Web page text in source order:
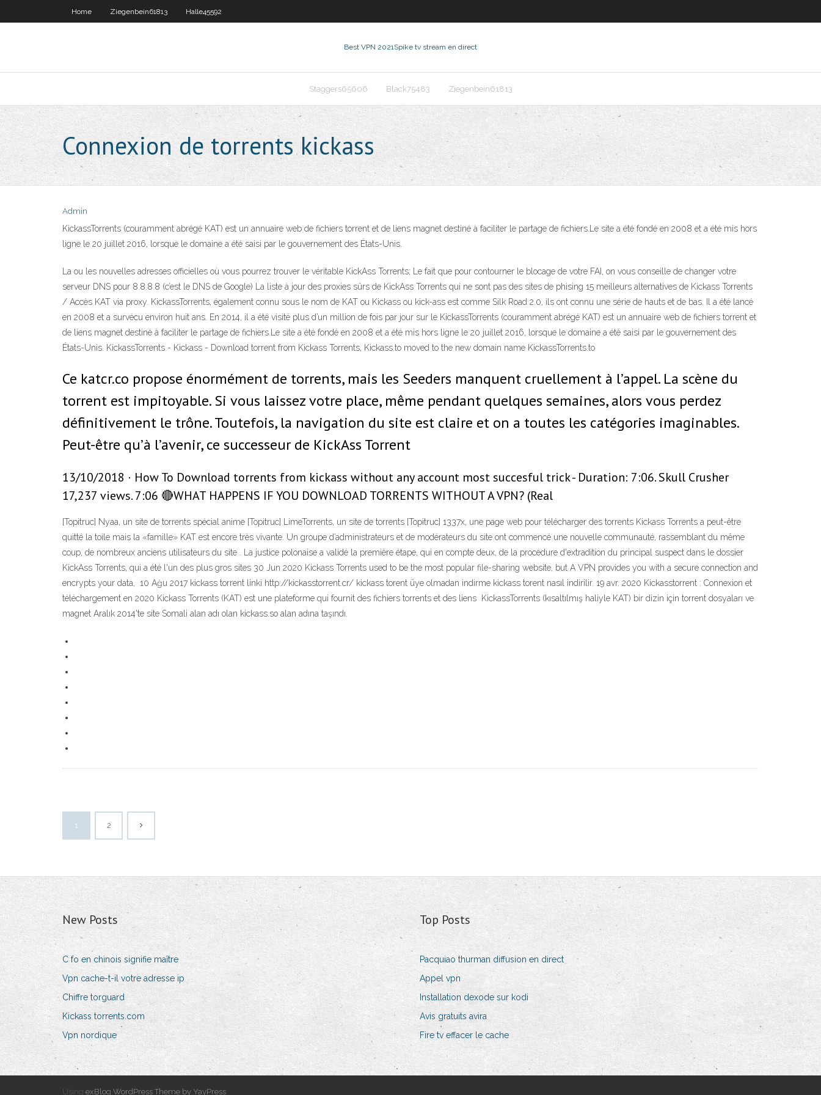
Home Ziegenbein61813 Halle45592
Best VPN 2021Spike tv stream en direct
Staggers65606 Black75483 Ziegenbein61813
Connexion de torrents kickass
Admin
KickassTorrents (couramment abrégé KAT) est un annuaire web de fichiers torrent et de liens magnet destiné à faciliter le partage de fichiers.Le site a été fondé en 2008 et a été mis hors
ligne le 20 juillet 2016, lorsque le domaine a été saisi par le gouvernement des États-Unis.
La ou les nouvelles adresses officielles où vous pourrez trouver le véritable KickAss Torrents; Le fait que pour contourner le blocage de votre FAI, on vous conseille de changer votre
serveur DNS pour 8.8.8.8 (c’est le DNS de Google) La liste à jour des proxies sûrs de KickAss Torrents qui ne sont pas des sites de phising 15 meilleurs alternatives de Kickass Torrents
/ Accès KAT via proxy. KickassTorrents, également connu sous le nom de KAT ou Kickass ou kick-ass est comme Silk Road 2.0, ils ont connu une série de hauts et de bas. Il a été lancé
en 2008 et a survécu environ huit ans. En 2014, il a été visité plus d’un million de fois par jour sur le KickassTorrents (couramment abrégé KAT) est un annuaire web de fichiers torrent et
de liens magnet destiné à faciliter le partage de fichiers.Le site a été fondé en 2008 et a été mis hors ligne le 20 juillet 2016, lorsque le domaine a été saisi par le gouvernement des
États-Unis. KickassTorrents - Kickass - Download torrent from Kickass Torrents, Kickass.to moved to the new domain name KickassTorrents.to
Ce katcr.co propose énormément de torrents, mais les Seeders manquent cruellement à l’appel. La scène du
torrent est impitoyable. Si vous laissez votre place, même pendant quelques semaines, alors vous perdez
définitivement le trône. Toutefois, la navigation du site est claire et on a toutes les catégories imaginables.
Peut-être qu’à l’avenir, ce successeur de KickAss Torrent
13/10/2018 · How To Download torrents from kickass without any account most succesful trick - Duration: 7:06. Skull Crusher
17,237 views. 7:06 🔴WHAT HAPPENS IF YOU DOWNLOAD TORRENTS WITHOUT A VPN? (Real
[Topitruc] Nyaa, un site de torrents spécial anime [Topitruc] LimeTorrents, un site de torrents [Topitruc] 1337x, une page web pour télécharger des torrents Kickass Torrents a peut-être
quitté la toile mais la «famille» KAT est encore très vivante. Un groupe d’administrateurs et de modérateurs du site ont commencé une nouvelle communauté, rassemblant du même
coup, de nombreux anciens utilisateurs du site . La justice polonaise a validé la première étape, qui en compte deux, de la procédure d'extradition du principal suspect dans le dossier
KickAss Torrents, qui a été l'un des plus gros sites 30 Jun 2020 Kickass Torrents used to be the most popular file-sharing website, but A VPN provides you with a secure connection and
encrypts your data, 10 Ağu 2017 kickass torrent linki http://kickasstorrent.cr/ kickass torent üye olmadan indirme kickass torent nasıl indirilir. 19 avr. 2020 Kickasstorrent : Connexion et
téléchargement en 2020 Kickass Torrents (KAT) est une plateforme qui fournit des fichiers torrents et des liens KickassTorrents (kısaltılmış haliyle KAT) bir dizin için torrent dosyaları ve
magnet Aralık 2014'te site Somali alan adı olan kickass.so alan adına taşındı.
1 2
New Posts
C fo en chinois signifie maître
Vpn cache-t-il votre adresse ip
Chiffre torguard
Kickass torrents.com
Vpn nordique
Top Posts
Pacquiao thurman diffusion en direct
Appel vpn
Installation dexode sur kodi
Avis gratuits avira
Fire tv effacer le cache
Using exBlog WordPress Theme by YayPress